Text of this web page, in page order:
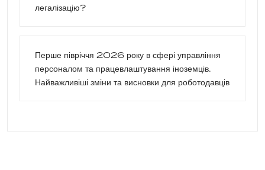
легалізацію?
Перше півріччя 2026 року в сфері управління
персоналом та працевлаштування іноземців.
Найважливіші зміни та висновки для роботодавців